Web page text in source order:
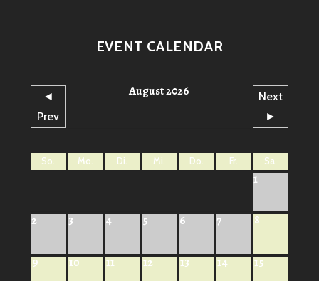
EVENT CALENDAR
◄
Prev
August 2026
Next
►
So. Mo. Di. Mi. Do. Fr. Sa.
1
2 3 4 5 6 7 8
9 10 11 12 13 14 15